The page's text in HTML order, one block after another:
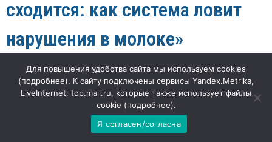
сходится: как система ловит
нарушения в молоке»
"Наша газета" 49 Комментариик
записи
«Когда
математика
сходится:
как
отключены
«Если баланс сырья и готового продукта не
сходится — это не ошибка подсчёта, а тревожный
сигнал», — подчёркивают специалисты
Россельхознадзора, рассказывая о случае, когда
Для повышения удобства сайта мы используем cookies
(подробнее). К сайту подключены сервисы Yandex.Metrika,
LiveInternet, top.mail.ru, которые также использует файлы
cookie (подробнее).
Я согласен/согласна